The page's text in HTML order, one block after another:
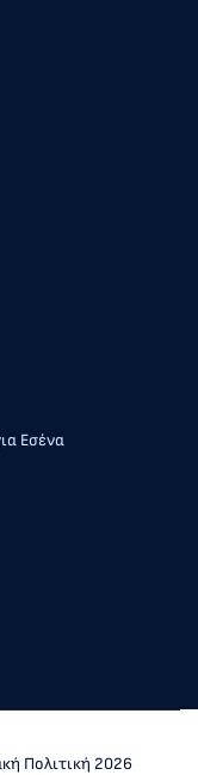
Εσένα
Πολιτική 2026